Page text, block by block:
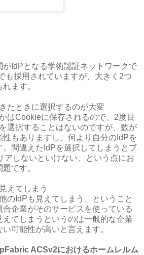
がIdPとなる学術認証ネットワークで
も採用されていますが、大きく2つ
ます。
たときに選択するのが大変
はCookieに保存されるので、2度目
選択することはないのですが、数が
もありますし、何より自分のIdPを
間違えたIdPを選択してしまうとブ
アしないといけない、という点にお
です。
えてしまう
のIdPも見えてしまう、ということ
企業がそのサービスを使っている
てしまうというのは一般的な企業
可能性が高いと言えます。
ACSv2におけるホームレルム